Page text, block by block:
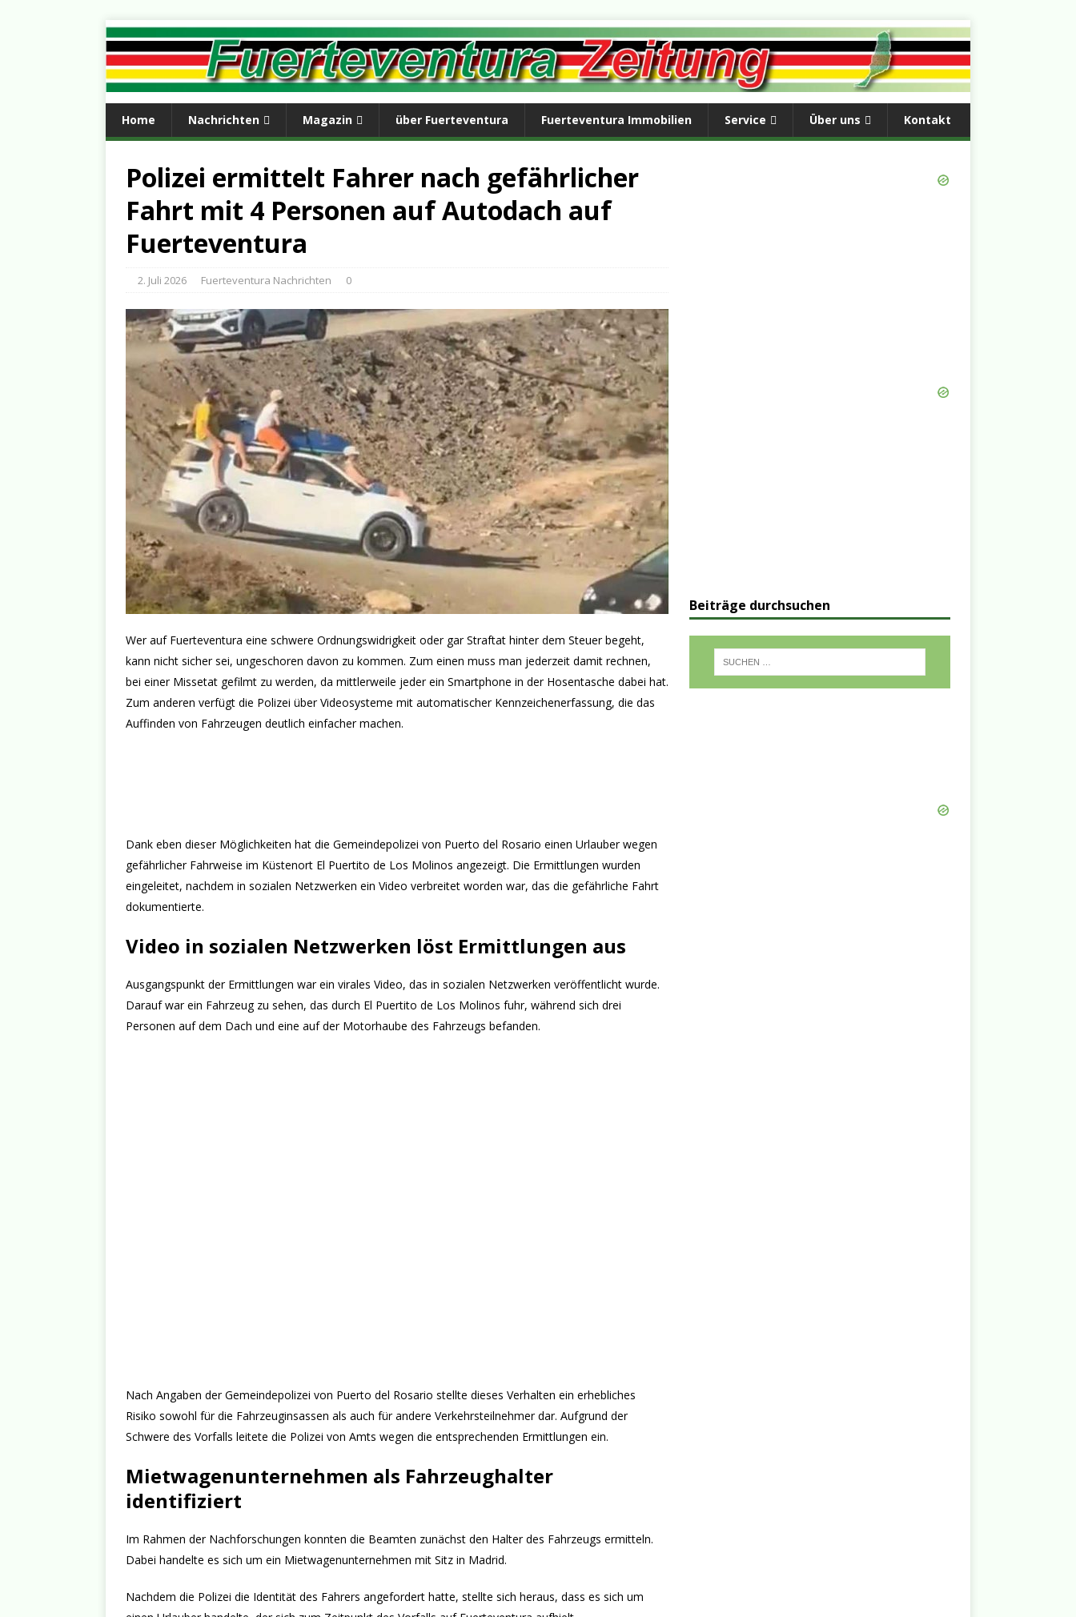
Home Nachrichten Magazin über Fuerteventura Fuerteventura Immobilien Service Über uns Kontakt
Polizei ermittelt Fahrer nach gefährlicher
Fahrt mit 4 Personen auf Autodach auf
Fuerteventura
2. Juli 2026 Fuerteventura Nachrichten 0
Wer auf Fuerteventura eine schwere Ordnungswidrigkeit oder gar Straftat hinter dem Steuer begeht,
kann nicht sicher sei, ungeschoren davon zu kommen. Zum einen muss man jederzeit damit rechnen,
bei einer Missetat gefilmt zu werden, da mittlerweile jeder ein Smartphone in der Hosentasche dabei hat.
Zum anderen verfügt die Polizei über Videosysteme mit automatischer Kennzeichenerfassung, die das
Auffinden von Fahrzeugen deutlich einfacher machen.
Dank eben dieser Möglichkeiten hat die Gemeindepolizei von Puerto del Rosario einen Urlauber wegen
gefährlicher Fahrweise im Küstenort El Puertito de Los Molinos angezeigt. Die Ermittlungen wurden
eingeleitet, nachdem in sozialen Netzwerken ein Video verbreitet worden war, das die gefährliche Fahrt
dokumentierte.
Video in sozialen Netzwerken löst Ermittlungen aus
Ausgangspunkt der Ermittlungen war ein virales Video, das in sozialen Netzwerken veröffentlicht wurde.
Darauf war ein Fahrzeug zu sehen, das durch El Puertito de Los Molinos fuhr, während sich drei
Personen auf dem Dach und eine auf der Motorhaube des Fahrzeugs befanden.
Nach Angaben der Gemeindepolizei von Puerto del Rosario stellte dieses Verhalten ein erhebliches
Risiko sowohl für die Fahrzeuginsassen als auch für andere Verkehrsteilnehmer dar. Aufgrund der
Schwere des Vorfalls leitete die Polizei von Amts wegen die entsprechenden Ermittlungen ein.
Mietwagenunternehmen als Fahrzeughalter
identifiziert
Im Rahmen der Nachforschungen konnten die Beamten zunächst den Halter des Fahrzeugs ermitteln.
Dabei handelte es sich um ein Mietwagenunternehmen mit Sitz in Madrid.
Nachdem die Polizei die Identität des Fahrers angefordert hatte, stellte sich heraus, dass es sich um
Beiträge durchsuchen